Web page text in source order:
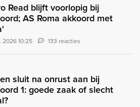
Read blijft voorlopig bij
AS Roma akkoord met
2026 10:25 133 reacties
sluit na onrust aan bij
1: goede zaak of slecht